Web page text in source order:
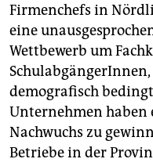
Firmenchefs in
eine
Wettbewerb um
demografisch
Unternehmen haben
Nachwuchs zu
Betriebe in der